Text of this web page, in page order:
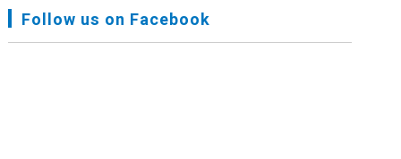
FNJ, Financial Report Presented At Nagarkot
Follow us on Facebook